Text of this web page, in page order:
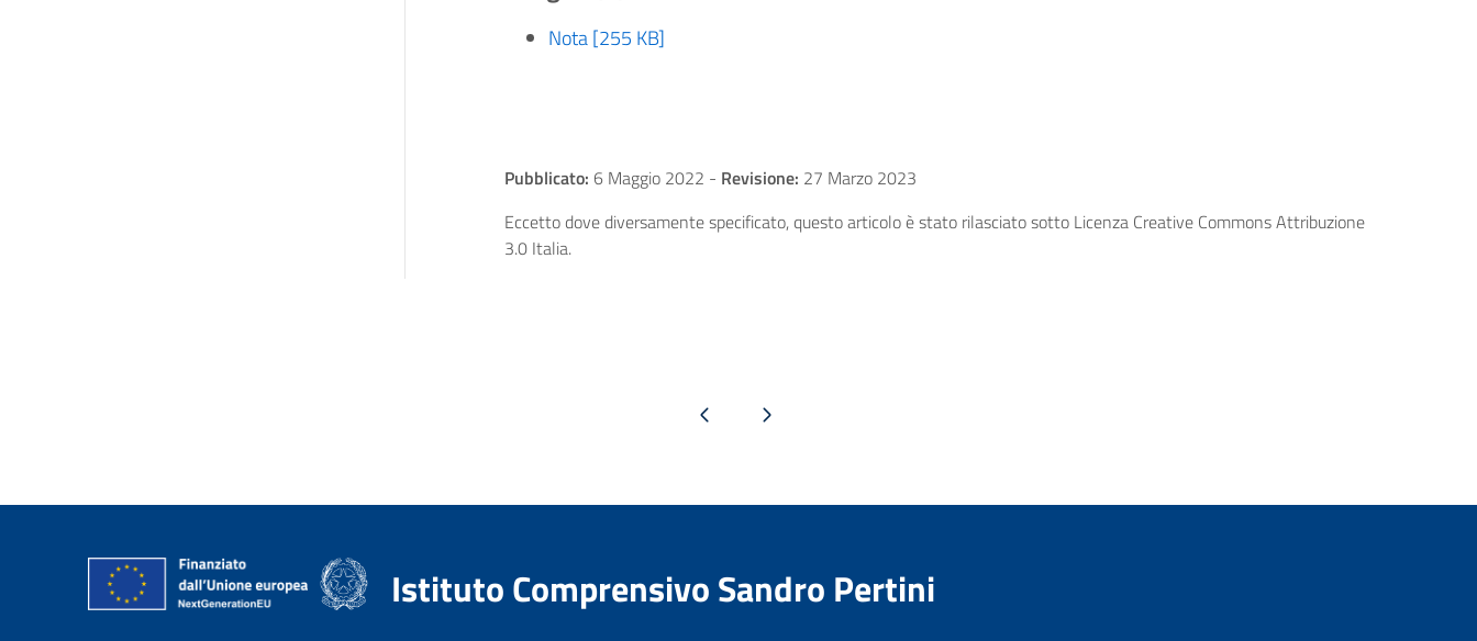
Nota [255 KB]
Pubblicato: 6 Maggio 2022 - Revisione: 27 Marzo 2023
Eccetto dove diversamente specificato, questo articolo è stato rilasciato sotto Licenza Creative Commons Attribuzione
3.0 Italia.
Pagina precedentePagina successiva
Istituto Comprensivo Sandro Pertini